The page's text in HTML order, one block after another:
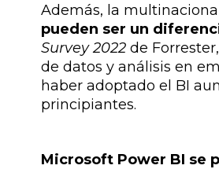
Además, la
pueden ser un
Survey 2022 de
de datos y análisis en
haber adoptado el BI
principiantes.
Microsoft Power BI se